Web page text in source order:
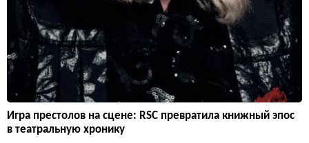
Игра престолов на сцене: RSC превратила книжный эпос
в театральную хронику